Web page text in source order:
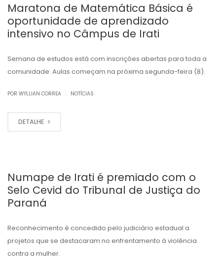
Maratona de Matemática Básica é
oportunidade de aprendizado
intensivo no Câmpus de Irati
Semana de estudos está com inscrições abertas para toda a
comunidade. Aulas começam na próxima segunda-feira (8).
POR WYLLIAN CORREA NOTÍCIAS
DETALHE
Numape de Irati é premiado com o
Selo Cevid do Tribunal de Justiça do
Paraná
Reconhecimento é concedido pelo judiciário estadual a
projetos que se destacaram no enfrentamento à violência
contra a mulher.